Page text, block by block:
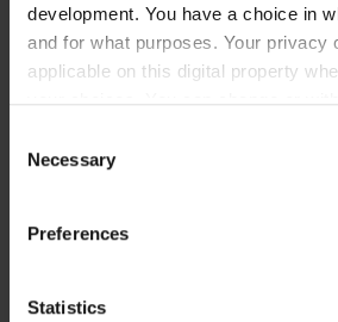
development. You have a choice in
and for what purposes. Your privacy
applicable on this digital property
your choices. You can change or
the Privacy trigger icon.
Collect information about your
Identify your device by actively
Selection
Necessary
Preferences
Statistics
JEU MAITRISE DU POSTE DE
505,00 €
Jeu